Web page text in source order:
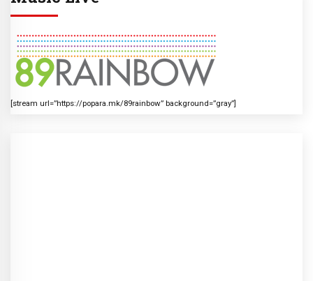
[stream url=”https://popara.mk/89rainbow” background=”gray”]